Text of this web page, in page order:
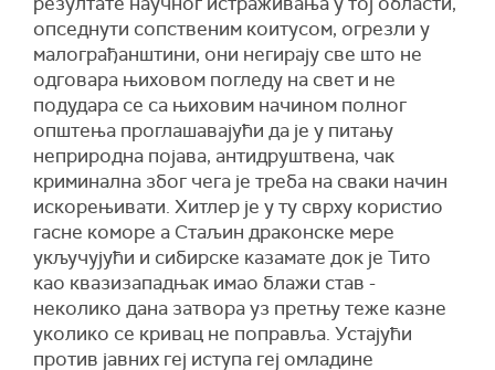
опседнути сопственим коитусом, огрезли у
малограђанштини, они негирају све што не
одговара њиховом погледу на свет и не
подудара се са њиховим начином полног
општења проглашавајући да је у питању
неприродна појава, антидруштвена, чак
криминална због чега је треба на сваки начин
искорењивати. Хитлер је у ту сврху користио
гасне коморе а Стаљин драконске мере
укључујући и сибирске казамате док је Тито
као квазизападњак имао блажи став -
неколико дана затвора уз претњу теже казне
уколико се кривац не поправља. Устајући
против јавних геј иступа геј омладине